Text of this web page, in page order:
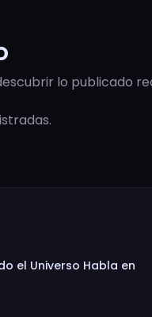
lo publicado
el Universo Habla en